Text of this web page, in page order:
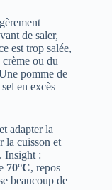
de saler,
est trop salée,
crème ou du
pomme de
en excès
adapter la
la cuisson et
. Insight :
70°C, repos
beaucoup de